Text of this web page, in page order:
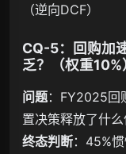
（逆向DCF）
CQ-5：回购加
乏？（权重10%
问题：FY2025回
置决策释放了什么
终态判断：45%